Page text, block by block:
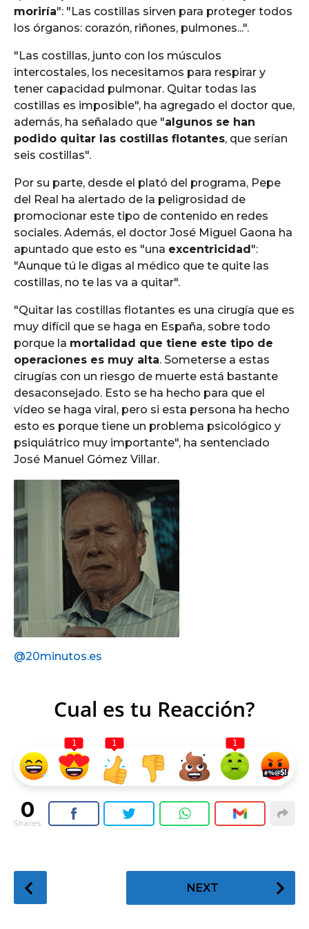
moriría": "Las costillas sirven para proteger todos
los órganos: corazón, riñones, pulmones...".
"Las costillas, junto con los músculos
intercostales, los necesitamos para respirar y
tener capacidad pulmonar. Quitar todas las
costillas es imposible", ha agregado el doctor que,
además, ha señalado que "algunos se han
podido quitar las costillas flotantes, que serían
seis costillas".
Por su parte, desde el plató del programa, Pepe
del Real ha alertado de la peligrosidad de
promocionar este tipo de contenido en redes
sociales. Además, el doctor José Miguel Gaona ha
apuntado que esto es "una excentricidad":
"Aunque tú le digas al médico que te quite las
costillas, no te las va a quitar".
"Quitar las costillas flotantes es una cirugía que es
muy difícil que se haga en España, sobre todo
porque la mortalidad que tiene este tipo de
operaciones es muy alta. Someterse a estas
cirugías con un riesgo de muerte está bastante
desaconsejado. Esto se ha hecho para que el
vídeo se haga viral, pero si esta persona ha hecho
esto es porque tiene un problema psicológico y
psiquiátrico muy importante", ha sentenciado
José Manuel Gómez Villar.
@20minutos.es
Cual es tu Reacción?
1 1 1
0
Shares
o
NEXT